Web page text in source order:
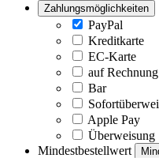
Zahlungsmöglichkeiten
PayPal
Kreditkarte
EC-Karte
auf Rechnung
Bar
Apple Pay
Überweisung
Mindestbestellwert